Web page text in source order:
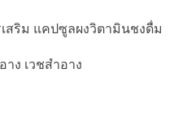
สริม แคปซูลผงวิตามินชงดื่ม
ง เวชสำอาง